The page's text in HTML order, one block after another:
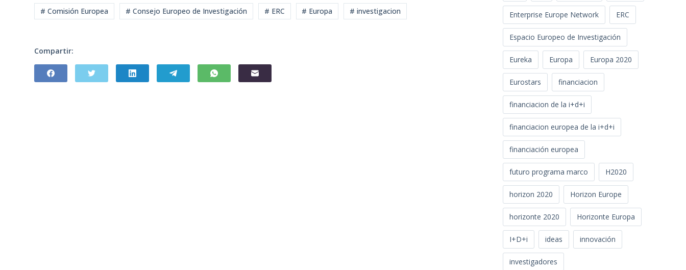
# Comisión Europea # Consejo Europeo de Investigación # ERC # Europa # investigacion
Compartir:
Enterprise Europe Network ERC
Espacio Europeo de Investigación
Eureka Europa Europa 2020
Eurostars financiacion
financiacion de la i+d+i
financiacion europea de la i+d+i
financiación europea
futuro programa marco H2020
horizon 2020 Horizon Europe
horizonte 2020 Horizonte Europa
I+D+i ideas innovación
investigadores